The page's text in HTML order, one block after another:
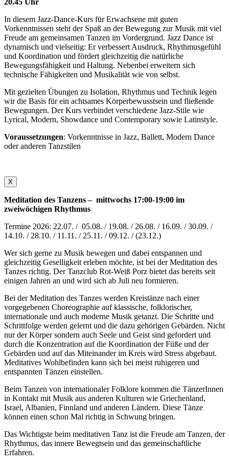
20.45 Uhr
In diesem Jazz-Dance-Kurs für Erwachsene mit guten
Vorkenntnissen steht der Spaß an der Bewegung zur Musik mit viel
Freude am gemeinsamen Tanzen im Vordergrund. Jazz Dance ist
dynamisch und vielseitig: Er verbessert Ausdruck, Rhythmusgefühl
und Koordination und fördert gleichzeitig die natürliche
Bewegungsfähigkeit und Haltung. Nebenbei erweitern sich
technische Fähigkeiten und Musikalität wie von selbst.
Mit gezielten Übungen zu Isolation, Rhythmus und Technik legen
wir die Basis für ein achtsames Körperbewusstsein und fließende
Bewegungen. Der Kurs verbindet verschiedene Jazz-Stile wie
Lyrical, Modern, Showdance und Contemporary sowie Latinstyle.
Voraussetzungen: Vorkenntnisse in Jazz, Ballett, Modern Dance
oder anderen Tanzstilen
X
Meditation des Tanzens – mittwochs 17:00-19:00 im
zweiwöchigen Rhythmus
Termine 2026: 22.07. / 05.08. / 19.08. / 26.08. / 16.09. / 30.09. /
14.10. / 28.10. / 11.11. / 25.11. / 09.12. / (23.12.)
Wer sich gerne zu Musik bewegen und dabei entspannen und
gleichzeitig Geselligkeit erleben möchte, ist bei der Meditation des
Tanzes richtig. Der Tanzclub Rot-Weiß Porz bietet das bereits seit
einigen Jahren an und wird sich ab Juli neu formieren.
Bei der Meditation des Tanzes werden Kreistänze nach einer
vorgegebenen Choreographie auf klassische, folklorischer,
internationale und auch moderne Musik getanzt. Die Schritte und
Schrittfolge werden gelernt und die dazu gehörigen Gebärden. Nicht
nur der Körper sondern auch Seele und Geist sind gefordert und
durch die Konzentration auf die Koordination der Füße und der
Gebärden und auf das Miteinander im Kreis wird Stress abgebaut.
Meditatives Wohlbefinden kann sich bei meist ruhigeren und
entspannten Tänzen einstellen.
Beim Tanzen von internationaler Folklore kommen die TänzerInnen
in Kontakt mit Musik aus anderen Kulturen wie Griechenland,
Israel, Albanien, Finnland und anderen Ländern. Diese Tänze
können einen schon Mal richtig in Schwung bringen.
Das Wichtigste beim meditativen Tanz ist die Freude am Tanzen, der
Rhythmus, das innere Bewegtsein und das gemeinschaftliche
Erfahren.